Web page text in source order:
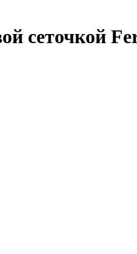
сеточкой